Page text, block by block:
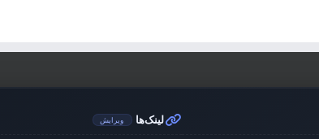
لینک‌ها ویرایش